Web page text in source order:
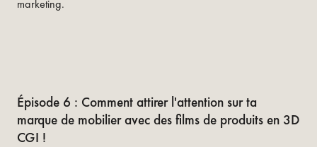
marketing.
Épisode 6 : Comment attirer l'attention sur ta
marque de mobilier avec des films de produits en 3D
CGI !